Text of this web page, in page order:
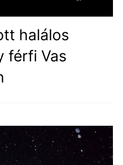
halálos
férfi Vas